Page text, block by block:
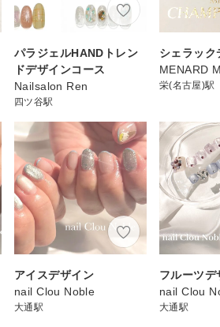
パラジェルHANDトレン
ドデザインコース
Nailsalon Ren
四ツ谷駅
シェラック
MENARD
栄(名古屋)駅
アイスデザイン
nail Clou Noble
大通駅
フルーツデ
nail Clou
大通駅